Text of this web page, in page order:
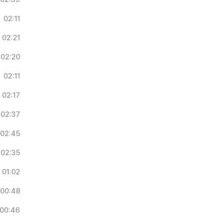
02:11
02:21
02:20
02:11
02:17
02:37
02:45
02:35
01:02
00:48
00:46